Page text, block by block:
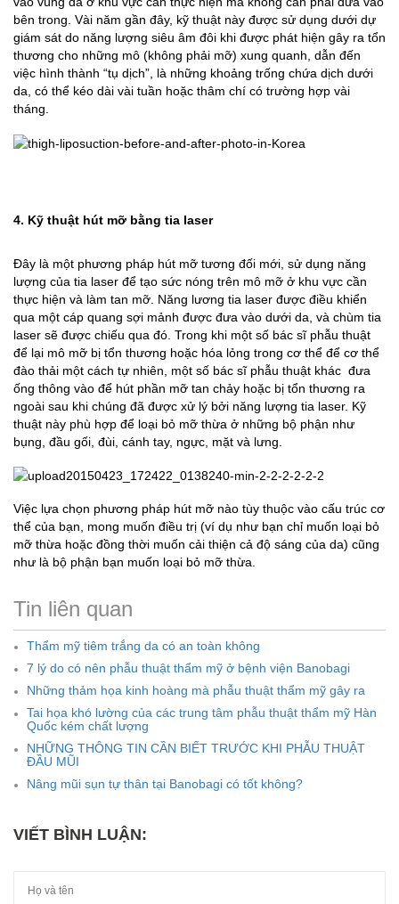
bên trong. Vài năm gần đây, kỹ thuật này được sử dụng dưới dự
giám sát do năng lượng siêu âm đôi khi được phát hiện gây ra tổn
thương cho những mô (không phải mỡ) xung quanh, dẫn đến
việc hình thành “tụ dịch”, là những khoảng trống chứa dịch dưới
da, có thể kéo dài vài tuần hoặc thâm chí có trường hợp vài
tháng.
4. Kỹ thuật hút mỡ bằng tia laser
Đây là một phương pháp hút mỡ tương đối mới, sử dụng năng
lượng của tia laser để tạo sức nóng trên mô mỡ ở khu vực cần
thực hiện và làm tan mỡ. Năng lương tia laser được điều khiển
qua một cáp quang sợi mảnh được đưa vào dưới da, và chùm tia
laser sẽ được chiếu qua đó. Trong khi một số bác sĩ phẫu thuật
để lại mô mỡ bị tổn thương hoặc hóa lỏng trong cơ thể để cơ thể
đào thải một cách tự nhiên, một số bác sĩ phẫu thuật khác đưa
ống thông vào để hút phần mỡ tan chảy hoặc bị tổn thương ra
ngoài sau khi chúng đã được xử lý bởi năng lượng tia laser. Kỹ
thuật này phù hợp để loại bỏ mỡ thừa ở những bộ phận như
bụng, đầu gối, đùi, cánh tay, ngực, mặt và lưng.
Việc lựa chọn phương pháp hút mỡ nào tùy thuộc vào cấu trúc cơ
thể của bạn, mong muốn điều trị (ví dụ như bạn chỉ muốn loại bỏ
mỡ thừa hoặc đồng thời muốn cải thiện cả độ sáng của da) cũng
như là bộ phận bạn muốn loại bỏ mỡ thừa.
Tin liên quan
Thẩm mỹ tiêm trắng da có an toàn không
7 lý do có nên phẫu thuật thẩm mỹ ở bệnh viện Banobagi
Những thảm họa kinh hoàng mà phẫu thuật thẩm mỹ gây ra
Tai họa khó lường của các trung tâm phẫu thuật thẩm mỹ Hàn
Quốc kém chất lượng
NHỮNG THÔNG TIN CẦN BIẾT TRƯỚC KHI PHẪU THUẬT
ĐẦU MŨI
Nâng mũi sụn tự thân tại Banobagi có tốt không?
VIẾT BÌNH LUẬN: